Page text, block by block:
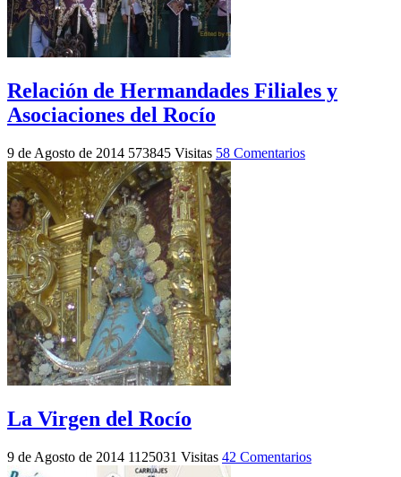
Relación de Hermandades Filiales y
Asociaciones del Rocío
9 de Agosto de 2014 573845 Visitas 58 Comentarios
La Virgen del Rocío
9 de Agosto de 2014 1125031 Visitas 42 Comentarios